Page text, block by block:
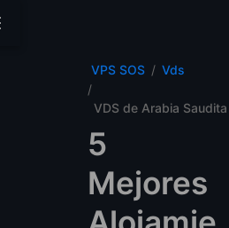
VPS SOS Vds
VDS de Arabia Saudita
5
Mejores